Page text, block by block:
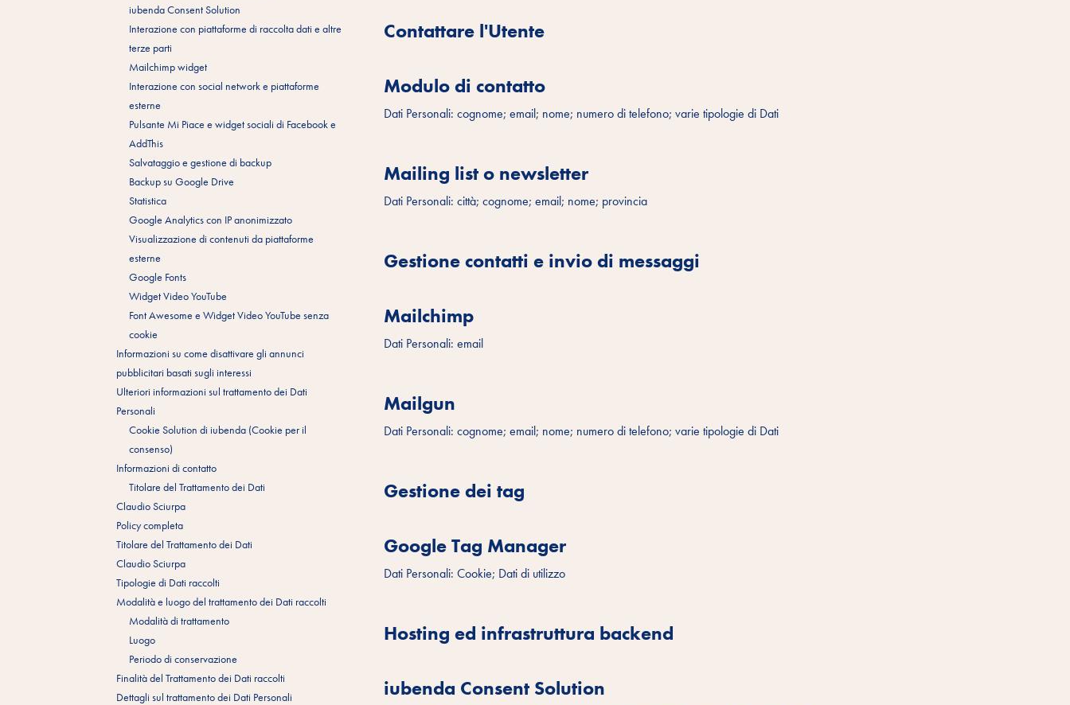
iubenda Consent Solution
Interazione con piattaforme di raccolta dati e altre
terze parti
Mailchimp widget
Interazione con social network e piattaforme
esterne
Pulsante Mi Piace e widget sociali di Facebook e
AddThis
Salvataggio e gestione di backup
Backup su Google Drive
Statistica
Google Analytics con IP anonimizzato
Visualizzazione di contenuti da piattaforme
esterne
Google Fonts
Widget Video YouTube
Font Awesome e Widget Video YouTube senza
cookie
Informazioni su come disattivare gli annunci
pubblicitari basati sugli interessi
Ulteriori informazioni sul trattamento dei Dati
Personali
Cookie Solution di iubenda (Cookie per il
consenso)
Informazioni di contatto
Titolare del Trattamento dei Dati
Claudio Sciurpa
Policy completa
Titolare del Trattamento dei Dati
Claudio Sciurpa
Tipologie di Dati raccolti
Modalità e luogo del trattamento dei Dati raccolti
Modalità di trattamento
Luogo
Periodo di conservazione
Finalità del Trattamento dei Dati raccolti
Dettagli sul trattamento dei Dati Personali
Contattare l'Utente
Modulo di contatto
Dati Personali: cognome; email; nome; numero di telefono; varie tipologie di Dati
Mailing list o newsletter
Dati Personali: città; cognome; email; nome; provincia
Gestione contatti e invio di messaggi
Mailchimp
Dati Personali: email
Mailgun
Dati Personali: cognome; email; nome; numero di telefono; varie tipologie di Dati
Gestione dei tag
Google Tag Manager
Dati Personali: Cookie; Dati di utilizzo
Hosting ed infrastruttura backend
iubenda Consent Solution